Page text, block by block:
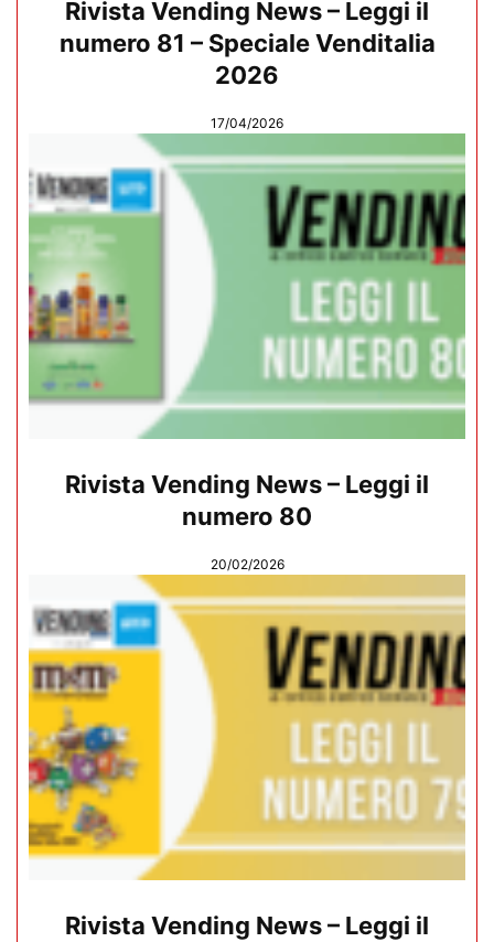
Rivista Vending News – Leggi il
numero 81 – Speciale Venditalia
2026
17/04/2026
Rivista Vending News – Leggi il
numero 80
20/02/2026
Rivista Vending News – Leggi il